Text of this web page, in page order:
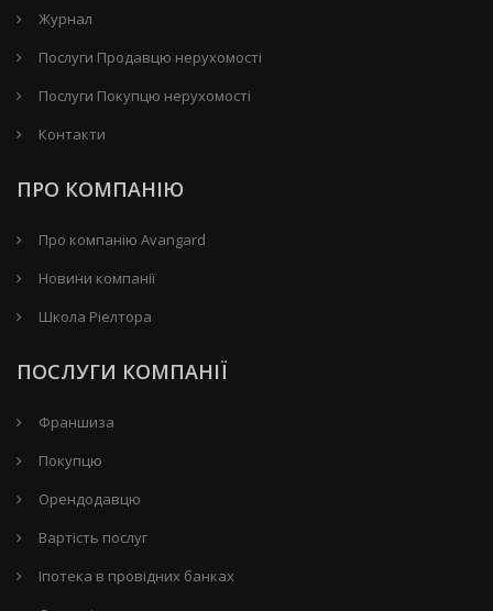
Журнал
Послуги Продавцю нерухомості
Послуги Покупцю нерухомості
Контакти
ПРО КОМПАНІЮ
Про компанію Avangard
Новини компанії
Школа Ріелтора
ПОСЛУГИ КОМПАНІЇ
Франшиза
Покупцю
Орендодавцю
Вартість послуг
Іпотека в провідних банках